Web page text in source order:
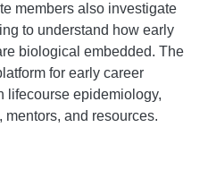
members also investigate
to understand how early
biological embedded. The
for early career
lifecourse epidemiology,
and resources.